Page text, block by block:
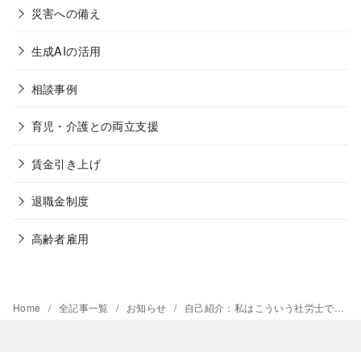
災害への備え
生成AIの活用
相談事例
育児・介護との両立支援
賃金引き上げ
退職金制度
高齢者雇用
Home 全記事一覧 お知らせ 自己紹介：私はこういう社労士です。